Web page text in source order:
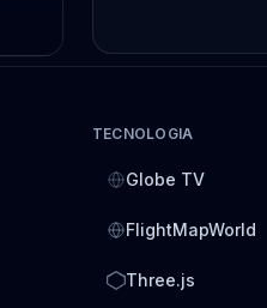
TECNOLOGIA
Globe TV
FlightMapWorld
Three.js